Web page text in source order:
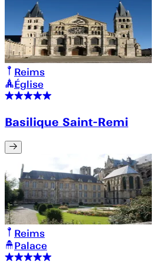
Reims
Église
Basilique Saint-Remi
Reims
Palace